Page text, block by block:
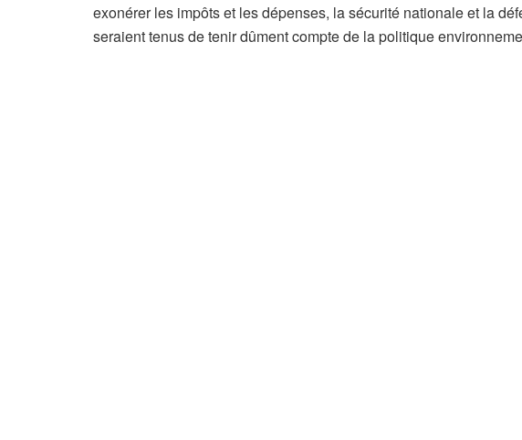
exonérer les impôts et les dépenses, la sécurité nationale et la
seraient tenus de tenir dûment compte de la politique